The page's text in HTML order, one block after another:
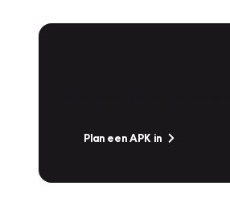
Plan een APK in